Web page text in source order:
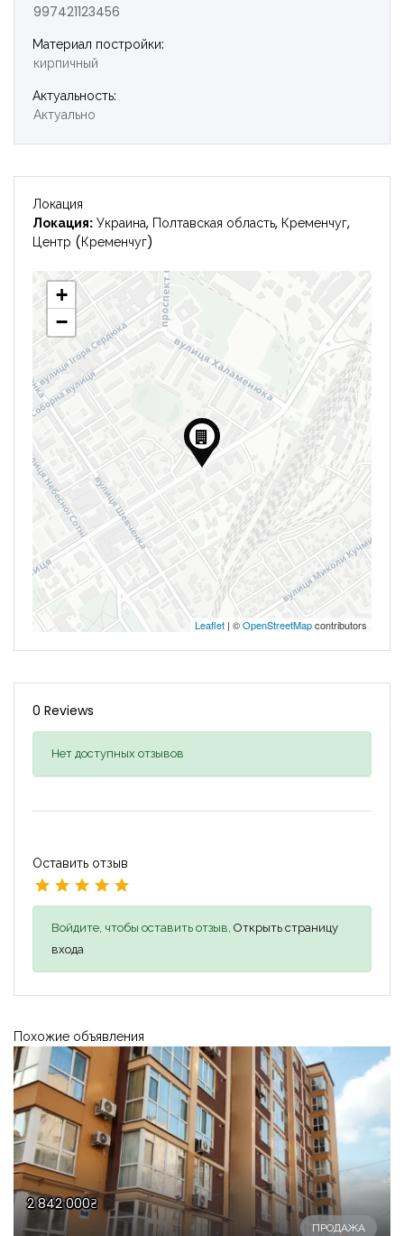
997421123456
Материал постройки:
кирпичный
Актуальность:
Актуально
Локация
Локация: Украина, Полтавская область, Кременчуг,
Центр (Кременчуг)
+
−
Leaflet | ©OpenStreetMapcontributors
0 Reviews
Нет доступных отзывов
Оставить отзыв
Войдите, чтобы оставить отзыв, Открыть страницу
входа
Похожие объявления
2 842 000₴
ПРОДАЖА
Запомнить